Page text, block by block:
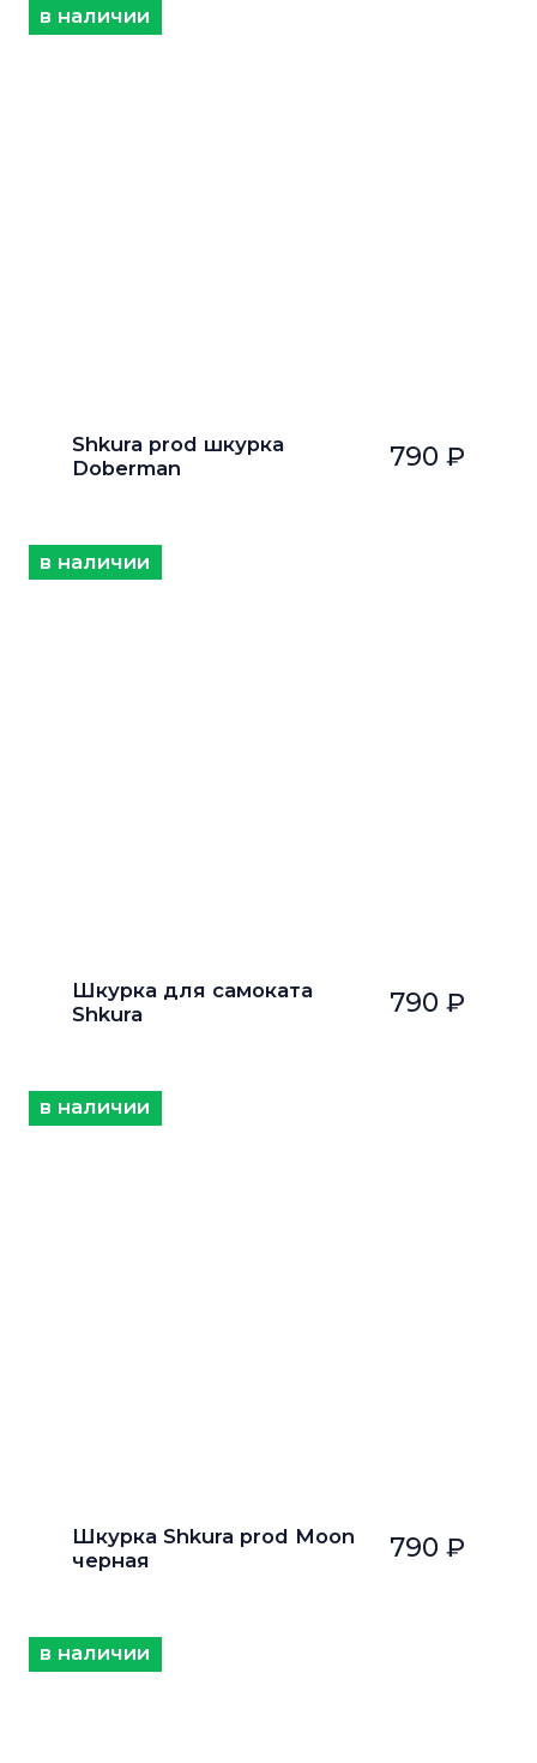
Shkura prod шкурка
Doberman
790 ₽
в наличии
Шкурка для самоката
Shkura
790 ₽
в наличии
Шкурка Shkura prod Moon
черная
790 ₽
в наличии
в наличии